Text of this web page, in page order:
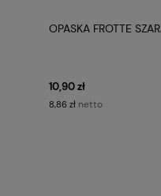
OPASKA FROTTE
10,90 zł
8,86 zł netto